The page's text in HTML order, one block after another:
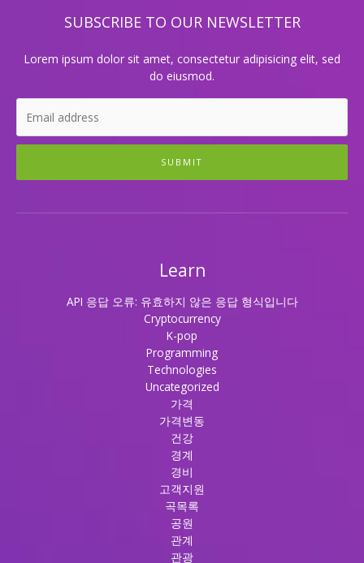
세
SUBSCRIBE TO OUR NEWSLETTER
Lorem ipsum dolor sit amet, consectetur adipisicing elit, sed
do eiusmod.
SUBMIT
Learn
API 응답 오류: 유효하지 않은 응답 형식입니다
Cryptocurrency
K-pop
Programming
Technologies
Uncategorized
가격
가격변동
건강
경계
경비
고객지원
곡목록
공원
관계
관광